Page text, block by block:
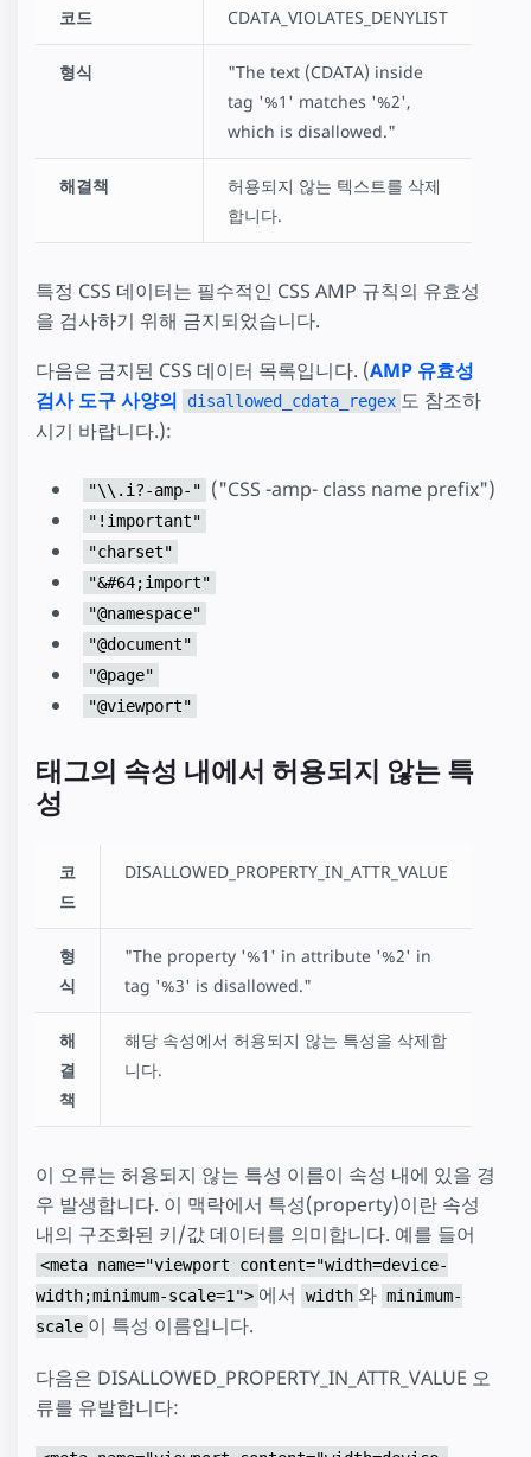
코드 CDATA_VIOLATES_DENYLIST
형식
"The text (CDATA) inside
tag '%1' matches '%2',
which is disallowed."
해결책
허용되지 않는 텍스트를 삭제
합니다.
특정 CSS 데이터는 필수적인 CSS AMP 규칙의 유효성
을 검사하기 위해 금지되었습니다.
다음은 금지된 CSS 데이터 목록입니다. (AMP 유효성
검사 도구 사양의
disallowed_cdata_regex 도 참조하
시기 바랍니다.):
"\\.i?-amp-" ("CSS -amp- class name prefix")
"!important"
"charset"
"&#64;import"
"@namespace"
"@document"
"@page"
"@viewport"
태그의 속성 내에서 허용되지 않는 특
성
코
드
DISALLOWED_PROPERTY_IN_ATTR_VALUE
형
식
"The property '%1' in attribute '%2' in
tag '%3' is disallowed."
해
결
책
해당 속성에서 허용되지 않는 특성을 삭제합
니다.
이 오류는 허용되지 않는 특성 이름이 속성 내에 있을 경
우 발생합니다. 이 맥락에서 특성(property)이란 속성
내의 구조화된 키/값 데이터를 의미합니다. 예를 들어
<meta name="viewport content="width=device-
width;minimum-scale=1"> 에서 width 와 minimum-
scale 이 특성 이름입니다.
다음은 DISALLOWED_PROPERTY_IN_ATTR_VALUE 오
류를 유발합니다: